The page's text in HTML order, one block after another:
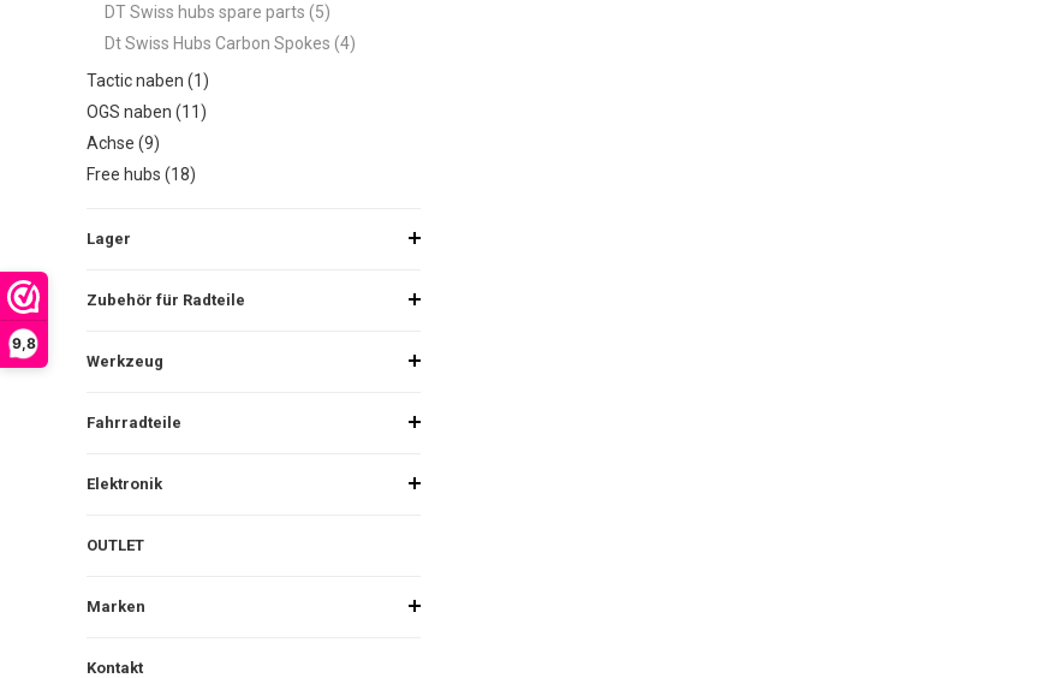
9,8
DT Swiss hubs spare parts (5)
Dt Swiss Hubs Carbon Spokes (4)
Tactic naben (1)
OGS naben (11)
Achse (9)
Free hubs (18)
Lager
Zubehör für Radteile
Werkzeug
Fahrradteile
Elektronik
OUTLET
Marken
Kontakt